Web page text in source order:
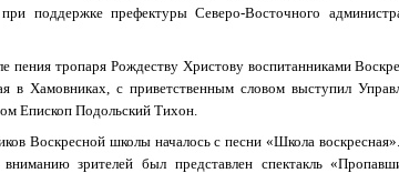
поддержке префектуры Северо-Восточного
пения тропаря Рождеству Христову воспитанниками
в Хамовниках, с приветственным словом выступил
Епископ Подольский Тихон.
Воскресной школы началось с песни «Школа
вниманию зрителей был представлен спектакль